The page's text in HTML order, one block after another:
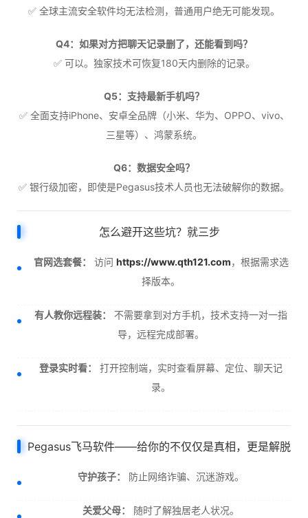
✅ 全球主流安全软件均无法检测，普通用户绝无可能发现。
Q4：如果对方把聊天记录删了，还能看到吗？
✅ 可以。独家技术可恢复180天内删除的记录。
Q5：支持最新手机吗？
✅ 全面支持iPhone、安卓全品牌（小米、华为、OPPO、vivo、
三星等）、鸿蒙系统。
Q6：数据安全吗？
✅ 银行级加密，即使是Pegasus技术人员也无法破解你的数据。
怎么避开这些坑？就三步
官网选套餐： 访问 https://www.qth121.com，根据需求选
择版本。
有人教你远程装：
不需要拿到对方手机，技术支持一对一指
导，远程完成部署。
登录实时看：
打开控制端，实时查看屏幕、定位、聊天记
录。
Pegasus飞马软件——给你的不仅仅是真相，更是解脱
守护孩子： 防止网络诈骗、沉迷游戏。
关爱父母： 随时了解独居老人状况。